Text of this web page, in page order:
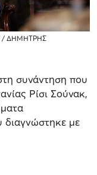
/ ΔΗΜΗΤΡΗΣ
συνάντηση που
Ρίσι Σούνακ,
με